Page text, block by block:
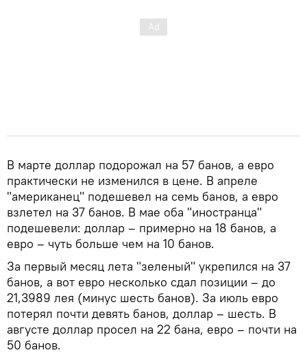
В марте доллар подорожал на 57 банов, а евро
практически не изменился в цене. В апреле
"американец" подешевел на семь банов, а евро
взлетел на 37 банов. В мае оба "иностранца"
подешевели: доллар – примерно на 18 банов, а
евро – чуть больше чем на 10 банов.
За первый месяц лета "зеленый" укрепился на 37
банов, а вот евро несколько сдал позиции – до
21,3989 лея (минус шесть банов). За июль евро
потерял почти девять банов, доллар – шесть. В
августе доллар просел на 22 бана, евро – почти на
50 банов.